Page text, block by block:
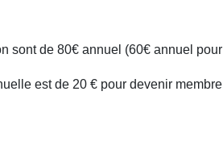
sont de 80€ annuel (60€ annuel
est de 20 € pour devenir